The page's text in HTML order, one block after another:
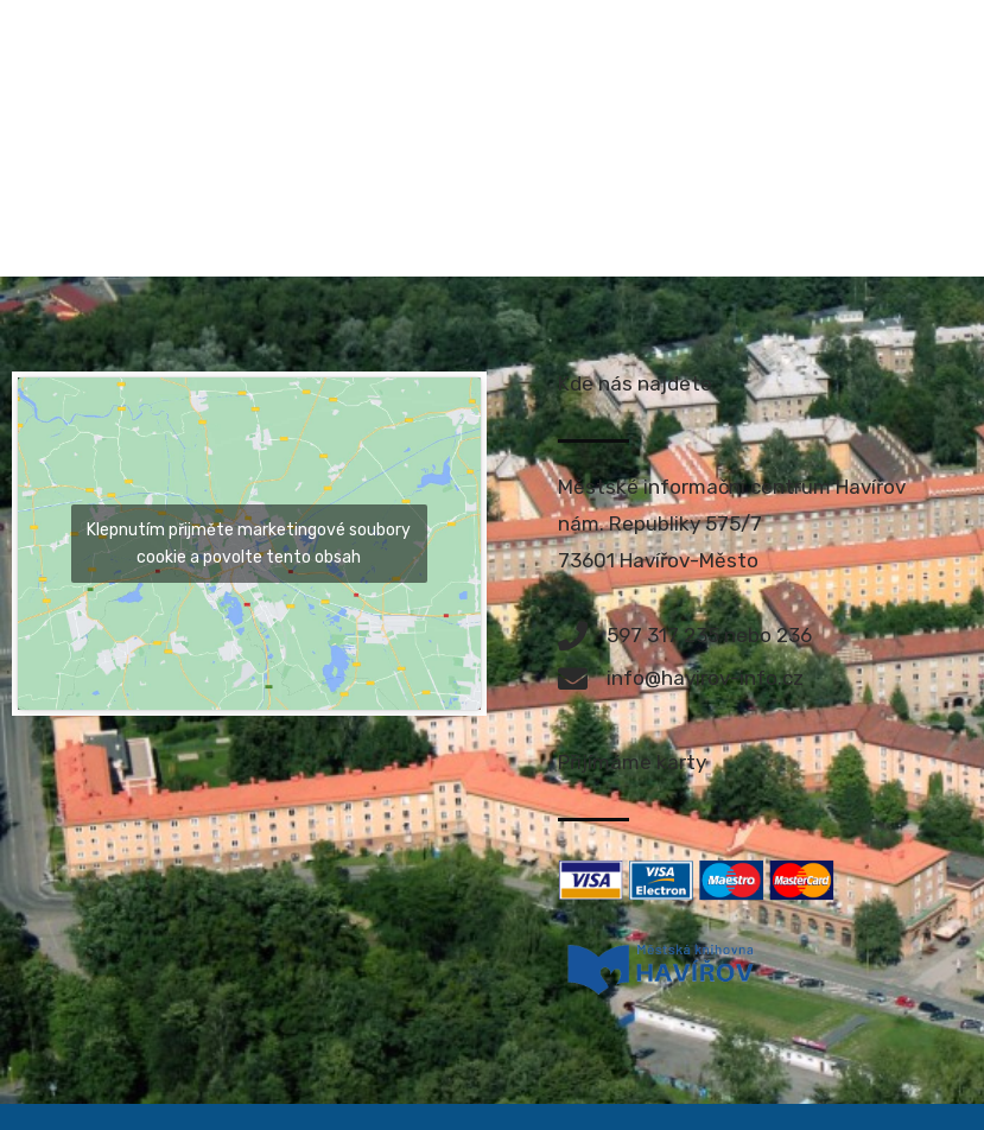
Klepnutím přijměte marketingové soubory
cookie a povolte tento obsah
Kde nás najdete
Městské informační centrum Havířov
nám. Republiky 575/7
73601 Havířov-Město
597 317 235 nebo 236
info@havirov-info.cz
Přijímáme karty